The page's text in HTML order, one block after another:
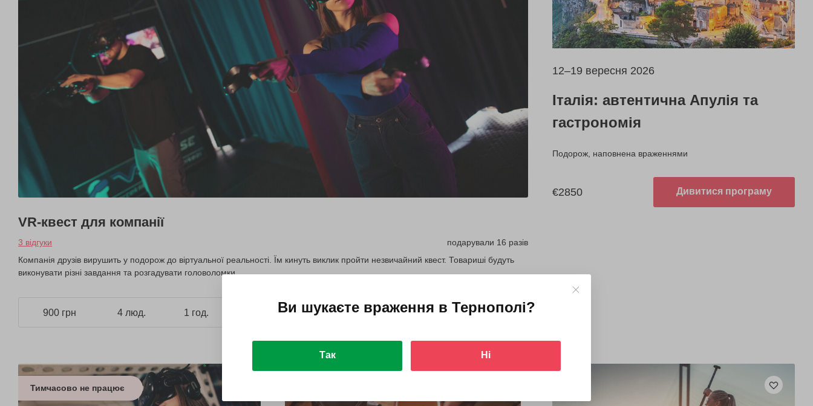
VR-квест для компанії
3 відгуки
подарували 16 разів
Компанія друзів вирушить у подорож до віртуальної реальності. Їм кинуть виклик пройти незвичайний квест. Товариші будуть
виконувати різні завдання та розгадувати головоломки.
900 грн 4 люд. 1 год. Подарувати
12–19 вересня 2026
Італія: автентична Апулія та
гастрономія
Подорож, наповнена враженнями
€2850 Дивитися програму
Тимчасово не працює
Ви шукаєте враження в Тернополі?
Так Ні